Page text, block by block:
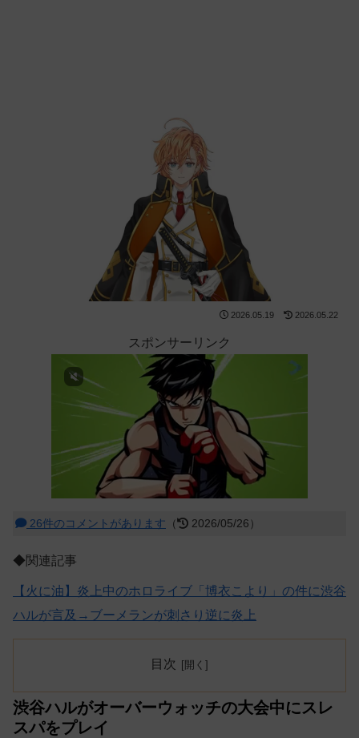
2026.05.19 2026.05.22
スポンサーリンク
26件のコメントがあります （ 2026/05/26）
◆関連記事
【火に油】炎上中のホロライブ「博衣こより」の件に渋谷
ハルが言及→ブーメランが刺さり逆に炎上
目次
渋谷ハルがオーバーウォッチの大会中にスレ
スパをプレイ